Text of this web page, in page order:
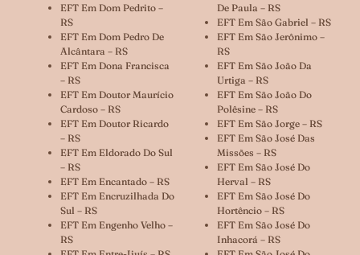
EFT Em Dom Pedrito –
RS
EFT Em Dom Pedro De
Alcântara – RS
EFT Em Dona Francisca
– RS
EFT Em Doutor Maurício
Cardoso – RS
EFT Em Doutor Ricardo
– RS
EFT Em Eldorado Do Sul
– RS
EFT Em Encantado – RS
EFT Em Encruzilhada Do
Sul – RS
EFT Em Engenho Velho –
RS
De Paula – RS
EFT Em São Gabriel – RS
EFT Em São Jerônimo –
RS
EFT Em São João Da
Urtiga – RS
EFT Em São João Do
Polêsine – RS
EFT Em São Jorge – RS
EFT Em São José Das
Missões – RS
EFT Em São José Do
Herval – RS
EFT Em São José Do
Hortêncio – RS
EFT Em São José Do
Inhacorá – RS